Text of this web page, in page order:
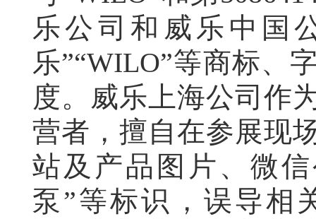
乐公司和威乐中国
乐”“WILO”等商标、
度。威乐上海公司作
营者，擅自在参展现
站及产品图片、微
泵”等标识，误导相